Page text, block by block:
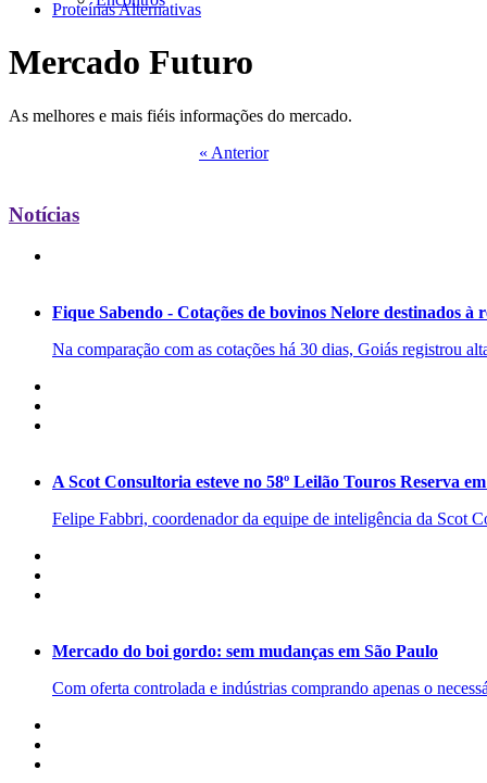
Proteínas Alternativas
Mercado Futuro
As melhores e mais fiéis informações do mercado.
« Anterior
Notícias
Fique Sabendo - Cotações de bovinos Nelore destinados à
Na comparação com as cotações há 30 dias, Goiás registrou
A Scot Consultoria esteve no 58º Leilão Touros Reserva
Felipe Fabbri, coordenador da equipe de inteligência da Scot
Mercado do boi gordo: sem mudanças em São Paulo
Com oferta controlada e indústrias comprando apenas o